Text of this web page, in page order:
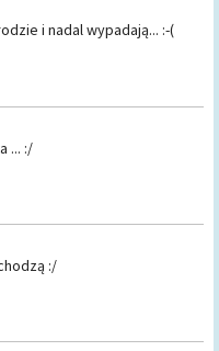
i nadal wypadają... :-(
... :/
:/